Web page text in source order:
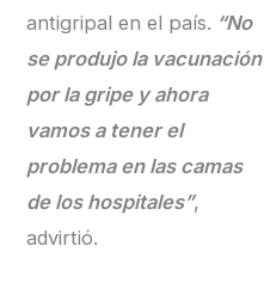
antigripal en el país. “No
se produjo la vacunación
por la gripe y ahora
vamos a tener el
problema en las camas
de los hospitales”,
advirtió.